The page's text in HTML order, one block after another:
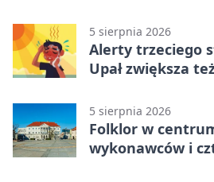
5 sierpnia 2026
Alerty trzeciego
Upał zwiększa
5 sierpnia 2026
Folklor w
wykonawców i